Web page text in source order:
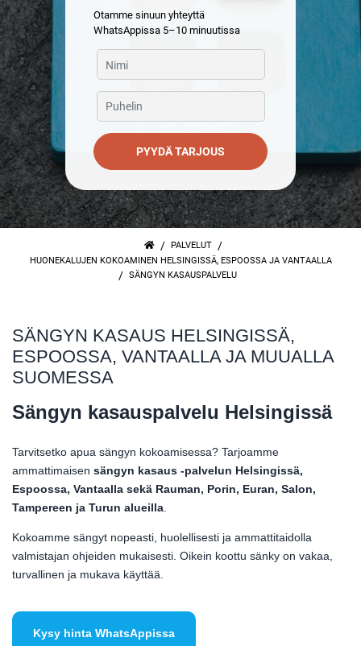
Otamme sinuun yhteyttä
WhatsAppissa 5–10 minuutissa
PYYDÄ TARJOUS
/ PALVELUT /
HUONEKALUJEN KOKOAMINEN HELSINGISSÄ, ESPOOSSA JA VANTAALLA
/ SÄNGYN KASAUSPALVELU
SÄNGYN KASAUS HELSINGISSÄ,
ESPOOSSA, VANTAALLA JA MUUALLA
SUOMESSA
Sängyn kasauspalvelu Helsingissä
Tarvitsetko apua sängyn kokoamisessa? Tarjoamme
ammattimaisen sängyn kasaus -palvelun Helsingissä,
Espoossa, Vantaalla sekä Rauman, Porin, Euran, Salon,
Tampereen ja Turun alueilla.
Kokoamme sängyt nopeasti, huolellisesti ja ammattitaidolla
valmistajan ohjeiden mukaisesti. Oikein koottu sänky on vakaa,
turvallinen ja mukava käyttää.
Kysy hinta WhatsAppissa